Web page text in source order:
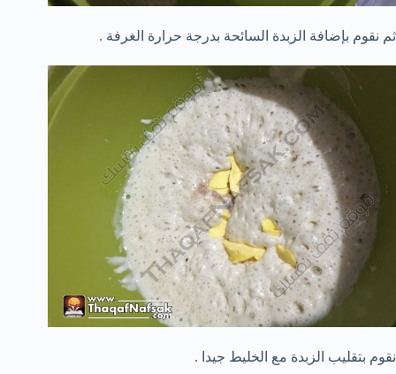
ثم نقوم بإضافة الزبدة السائحة بدرجة حرارة الغرفة .
نقوم بتقليب الزبدة مع الخليط جيدا .